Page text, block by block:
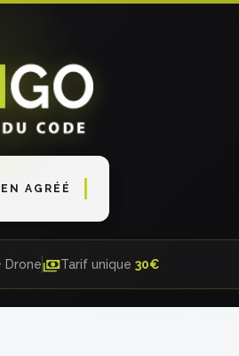
AGRÉÉ
Drone Tarif unique 30€